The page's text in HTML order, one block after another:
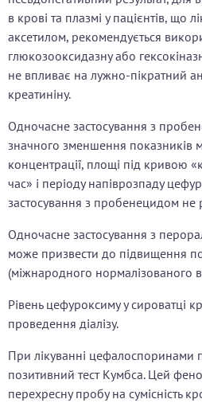
в крові та плазмі у пацієнтів, що
аксетилом, рекомендується
глюкозооксидазну або
не впливає на лужно-пікратний
креатиніну.
Одночасне застосування з
значного зменшення показників
концентрації, площі під кривою
час» і періоду напіврозпаду
застосування з пробенецидом не
Одночасне застосування з
може призвести до підвищення
(міжнародного нормалізованого
Рівень цефуроксиму у сироватці
проведення діалізу.
При лікуванні цефалоспоринами
позитивний тест Кумбса. Цей
перехресну пробу на сумісність